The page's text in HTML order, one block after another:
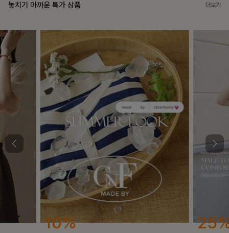
놓치기 아까운 특가 상품 더보기
25% 10%